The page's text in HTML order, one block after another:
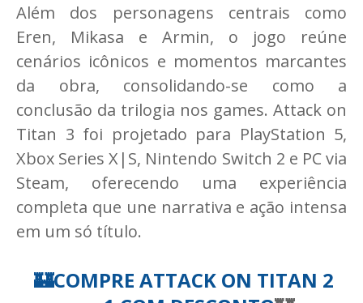
Além dos personagens centrais como
Eren, Mikasa e Armin, o jogo reúne
cenários icônicos e momentos marcantes
da obra, consolidando-se como a
conclusão da trilogia nos games. Attack on
Titan 3 foi projetado para PlayStation 5,
Xbox Series X|S, Nintendo Switch 2 e PC via
Steam, oferecendo uma experiência
completa que une narrativa e ação intensa
em um só título.
🏰COMPRE ATTACK ON TITAN 2